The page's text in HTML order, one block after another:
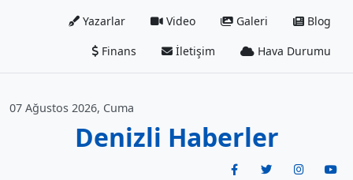
Yazarlar Video Galeri
Blog
Finans
İletişim Hava Durumu
07 Ağustos 2026, Cuma
Denizli Haberler